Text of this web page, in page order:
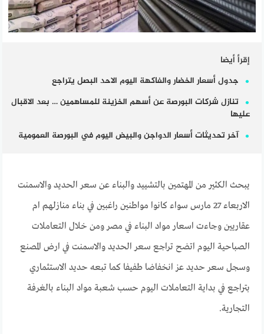
إقرأ أيضا
جدول أسعار الخضار والفاكهة اليوم الاحد البصل يتراجع
تنازل شركات البورصة عن أسهم الخزينة للمساهمين … بعد الاقبال
عليها
آخر تحديثات أسعار الدواجن والبيض اليوم في البورصة العمومية
يبحث الكثير من المهتمين بالتشييد والبناء عن سعر الحديد والاسمنت
الاربعاء 27 مارس سواء كانوا مواطنين راغبين في بناء منازلهم ام
عقاريين وجاءت اسعار مواد البناء في مصر ومن خلال التعاملات
الصباحية اليوم اتضح تراجع سعر الحديد والاسمنت في ارض المصنع
وسجل سعر حديد عز انخفاضا طفيفا كما تبعه حديد الاستثماري
بتراجع في بداية التعاملات اليوم حسب شعبة مواد البناء بالغرفة
التجارية.